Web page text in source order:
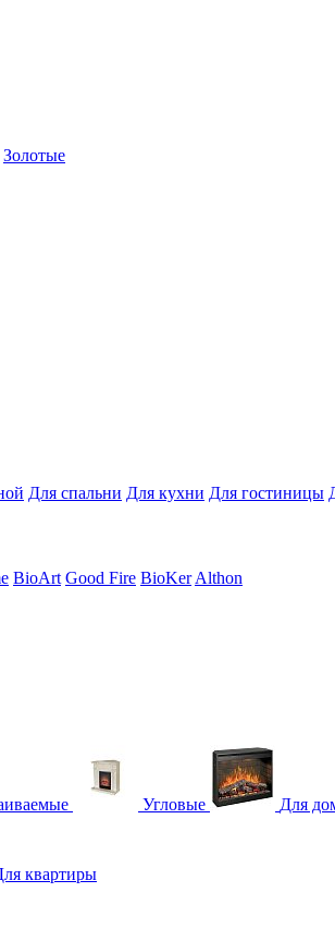
Золотые
Для спальни Для кухни Для гостиницы
BioArt Good Fire BioKer Althon
Угловые Для
квартиры